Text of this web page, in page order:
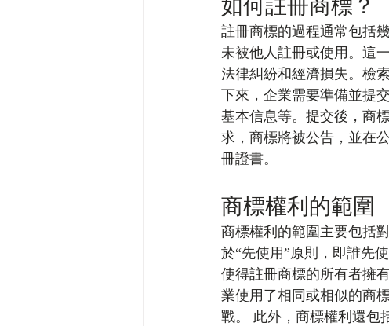
如何註冊商標？
註冊商標的過程通常包括
未被他人註冊或使用。這
法律糾紛和經濟損失。檢
下來，企業需要準備並提
基本信息等。提交後，商
求，商標將被公告，並在
冊證書。
商標權利的範圍
商標權利的範圍主要包括
於“先使用”原則，即誰先
使得註冊商標的所有者擁
業使用了相同或相似的商
戰。 此外，商標權利還包